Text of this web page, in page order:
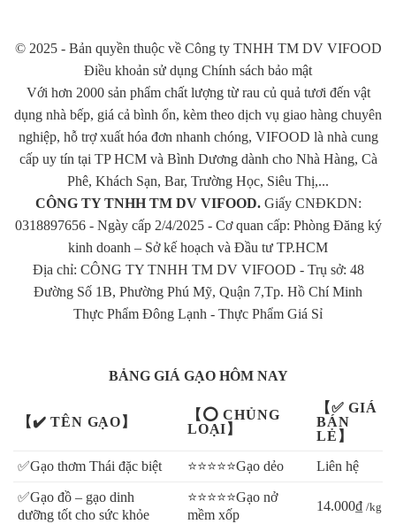
Bạn muốn mở đại lý gạo, nhưng chưa biết bắt đầu từ đâu?
Xem tại đây >>>>TƯ VẤN MỞ ĐẠI LÝ GẠO<<<<
Bạn đang tìm nhà cung cấp gạo từ thiện cho chùa hay tổ chức từ
Xem tại đây >>>>VỰA GẠO GIÁ SỈ CHUYÊN CUNG CẤP
GẠO TỪ THIỆN CHẤT LƯỢNG
<<<<
Bạn muốn lựa chọn loại gạo phù hợp với gia đình mình?
Xem tại đây >>>>GẠO NGON GIAO TẬN NHÀ <<<<
gạo giá thấp mà chất lượng cao?
Xem tại đây >>>>GIÁ GẠO HÔM NAY<<<<
© 2025 - Bản quyền thuộc về Công ty TNHH TM DV VIFOOD
Điều khoản sử dụng Chính sách bảo mật
Với hơn 2000 sản phẩm chất lượng từ rau củ quả tươi đến vật
dụng nhà bếp, giá cả bình ổn, kèm theo dịch vụ giao hàng chuyên
nghiệp, hỗ trợ xuất hóa đơn nhanh chóng, VIFOOD là nhà cung
cấp uy tín tại TP HCM và Bình Dương dành cho Nhà Hàng, Cà
Phê, Khách Sạn, Bar, Trường Học, Siêu Thị,...
CÔNG TY TNHH TM DV VIFOOD.Giấy CNĐKDN:
0318897656 - Ngày cấp 2/4/2025 - Cơ quan cấp: Phòng Đăng ký
kinh doanh – Sở kế hoạch và Đầu tư TP.HCM
Địa chỉ: CÔNG TY TNHH TM DV VIFOOD - Trụ sở: 48
Đường Số 1B, Phường Phú Mỹ, Quận 7,Tp. Hồ Chí Minh
Thực Phẩm Đông Lạnh - Thực Phẩm Giá Sỉ
BẢNG GIÁ GẠO HÔM NAY
【✔️ TÊN GẠO】
【⭕ CHỦNG
LOẠI】
【✅ GIÁ
BÁN
LẺ】
✅Gạo thơm Thái đặc biệt
⭐⭐⭐⭐⭐Gạo dẻo Liên hệ
✅Gạo đồ – gạo dinh
dưỡng tốt cho sức khỏe
⭐⭐⭐⭐⭐Gạo nở
mềm xốp
14.000₫ /kg